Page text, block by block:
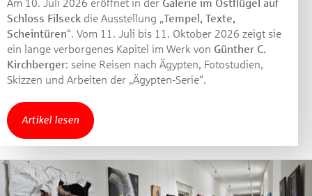
Am 10. Juli 2026 eröffnet in der Galerie im Ostflügel auf
Schloss Filseck die Ausstellung „Tempel, Texte,
Scheintüren“. Vom 11. Juli bis 11. Oktober 2026 zeigt sie
ein lange verborgenes Kapitel im Werk von Günther C.
Kirchberger: seine Reisen nach Ägypten, Fotostudien,
Skizzen und Arbeiten der „Ägypten-Serie“.
Artikel lesen